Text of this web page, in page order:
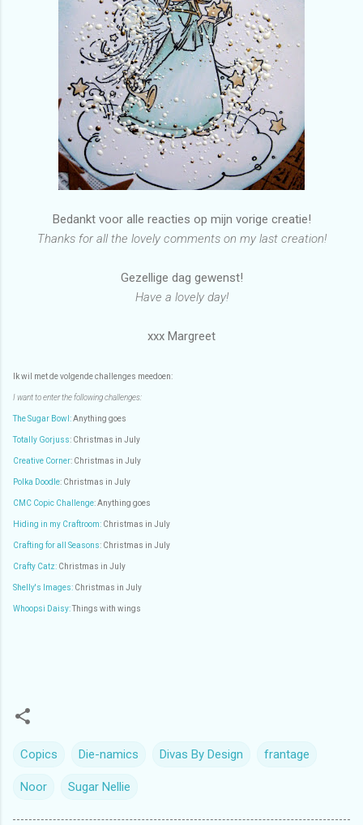
Bedankt voor alle reacties op mijn vorige creatie!
Thanks for all the lovely comments on my last creation!
Gezellige dag gewenst!
Have a lovely day!
xxx Margreet
Ik wil met de volgende challenges meedoen:
I want to enter the following challenges:
The Sugar Bowl:Anything goes
Totally Gorjuss: Christmas in July
Creative Corner: Christmas in July
Polka Doodle: Christmas in July
CMC Copic Challenge: Anything goes
Hiding in my Craftroom: Christmas in July
Crafting for all Seasons: Christmas in July
Crafty Catz: Christmas in July
Shelly's Images: Christmas in July
Whoopsi Daisy:Things with wings
Copics Die-namics Divas By Design frantage
Noor Sugar Nellie